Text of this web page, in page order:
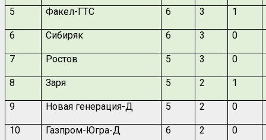
5 Факел-ГТС 6 3 1
6 Сибиряк 6 3 0
7 Ростов 5 3 0
8 Заря 5 2 1
9 Новая генерация-Д 5 2 0
10 Газпром-Югра-Д 6 2 0